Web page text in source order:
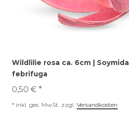
Wildlilie rosa ca. 6cm | Soymida
febrifuga
0,50 € *
* inkl. ges. MwSt. zzgl. Versandkosten